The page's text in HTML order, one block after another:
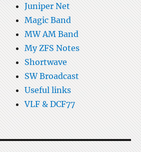
Juniper Net
Magic Band
MW AM Band
My ZFS Notes
Shortwave
SW Broadcast
Useful links
VLF & DCF77